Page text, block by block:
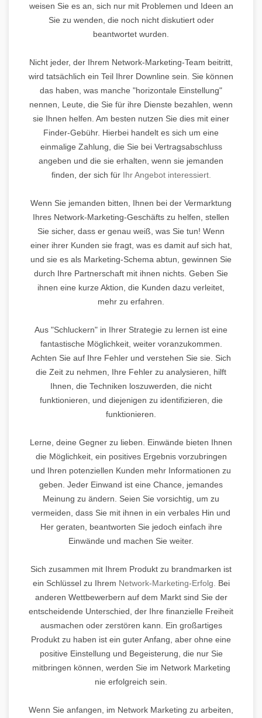
weisen Sie es an, sich nur mit Problemen und Ideen an
Sie zu wenden, die noch nicht diskutiert oder
beantwortet wurden.
Nicht jeder, der Ihrem Network-Marketing-Team beitritt,
wird tatsächlich ein Teil Ihrer Downline sein. Sie können
das haben, was manche "horizontale Einstellung"
nennen, Leute, die Sie für ihre Dienste bezahlen, wenn
sie Ihnen helfen. Am besten nutzen Sie dies mit einer
Finder-Gebühr. Hierbei handelt es sich um eine
einmalige Zahlung, die Sie bei Vertragsabschluss
angeben und die sie erhalten, wenn sie jemanden
finden, der sich für Ihr Angebot interessiert.
Wenn Sie jemanden bitten, Ihnen bei der Vermarktung
Ihres Network-Marketing-Geschäfts zu helfen, stellen
Sie sicher, dass er genau weiß, was Sie tun! Wenn
einer ihrer Kunden sie fragt, was es damit auf sich hat,
und sie es als Marketing-Schema abtun, gewinnen Sie
durch Ihre Partnerschaft mit ihnen nichts. Geben Sie
ihnen eine kurze Aktion, die Kunden dazu verleitet,
mehr zu erfahren.
Aus "Schluckern" in Ihrer Strategie zu lernen ist eine
fantastische Möglichkeit, weiter voranzukommen.
Achten Sie auf Ihre Fehler und verstehen Sie sie. Sich
die Zeit zu nehmen, Ihre Fehler zu analysieren, hilft
Ihnen, die Techniken loszuwerden, die nicht
funktionieren, und diejenigen zu identifizieren, die
funktionieren.
Lerne, deine Gegner zu lieben. Einwände bieten Ihnen
die Möglichkeit, ein positives Ergebnis vorzubringen
und Ihren potenziellen Kunden mehr Informationen zu
geben. Jeder Einwand ist eine Chance, jemandes
Meinung zu ändern. Seien Sie vorsichtig, um zu
vermeiden, dass Sie mit ihnen in ein verbales Hin und
Her geraten, beantworten Sie jedoch einfach ihre
Einwände und machen Sie weiter.
Sich zusammen mit Ihrem Produkt zu brandmarken ist
ein Schlüssel zu Ihrem Network-Marketing-Erfolg.
Bei
anderen Wettbewerbern auf dem Markt sind Sie der
entscheidende Unterschied, der Ihre finanzielle Freiheit
ausmachen oder zerstören kann. Ein großartiges
Produkt zu haben ist ein guter Anfang, aber ohne eine
positive Einstellung und Begeisterung, die nur Sie
mitbringen können, werden Sie im Network Marketing
nie erfolgreich sein.
Wenn Sie anfangen, im Network Marketing zu arbeiten,